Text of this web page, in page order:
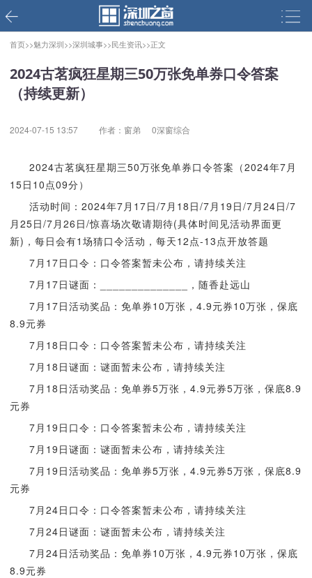
首页>>魅力深圳>>深圳城事>>民生资讯>>正文
2024古茗疯狂星期三50万张免单券口令答案
（持续更新）
2024-07-15 13:57 作者：窗弟 0深窗综合
2024古茗疯狂星期三50万张免单券口令答案（2024年7月
15日10点09分）
活动时间：2024年7月17日/7月18日/7月19日/7月24日/7
月25日/7月26日/惊喜场次敬请期待(具体时间见活动界面更
新)，每日会有1场猜口令活动，每天12点-13点开放答题
7月17日口令：口令答案暂未公布，请持续关注
7月17日谜面：______________，随香赴远山
7月17日活动奖品：免单券10万张，4.9元券10万张，保底
8.9元券
7月18日口令：口令答案暂未公布，请持续关注
7月18日谜面：谜面暂未公布，请持续关注
7月18日活动奖品：免单券5万张，4.9元券5万张，保底8.9
元券
7月19日口令：口令答案暂未公布，请持续关注
7月19日谜面：谜面暂未公布，请持续关注
7月19日活动奖品：免单券5万张，4.9元券5万张，保底8.9
元券
7月24日口令：口令答案暂未公布，请持续关注
7月24日谜面：谜面暂未公布，请持续关注
7月24日活动奖品：免单券10万张，4.9元券10万张，保底
8.9元券